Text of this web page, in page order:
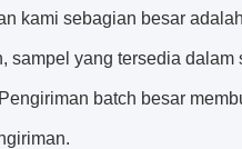
kami sebagian besar
sampel yang tersedia
batch besar